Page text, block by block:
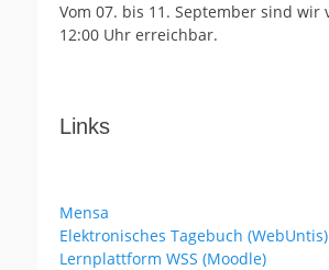
Vom 07. bis 11. September sind wir
12:00 Uhr erreichbar.
Links
Mensa
Elektronisches Tagebuch (WebUntis)
Lernplattform WSS (Moodle)